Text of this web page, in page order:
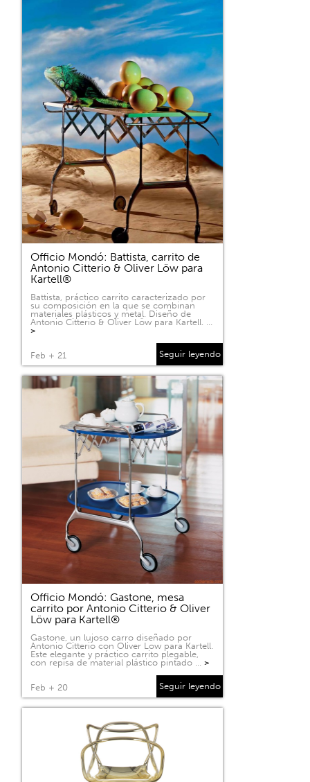
Officio Mondó: Battista, carrito de
Antonio Citterio & Oliver Löw para
Kartell®
Battista, práctico carrito caracterizado por
su composición en la que se combinan
materiales plásticos y metal. Diseño de
Antonio Citterio & Oliver Löw para Kartell. …
>
Feb + 21 Seguir leyendo
Officio Mondó: Gastone, mesa
carrito por Antonio Citterio & Oliver
Löw para Kartell®
Gastone, un lujoso carro diseñado por
Antonio Citterio con Oliver Low para Kartell.
Este elegante y práctico carrito plegable,
con repisa de material plástico pintado … >
Feb + 20 Seguir leyendo